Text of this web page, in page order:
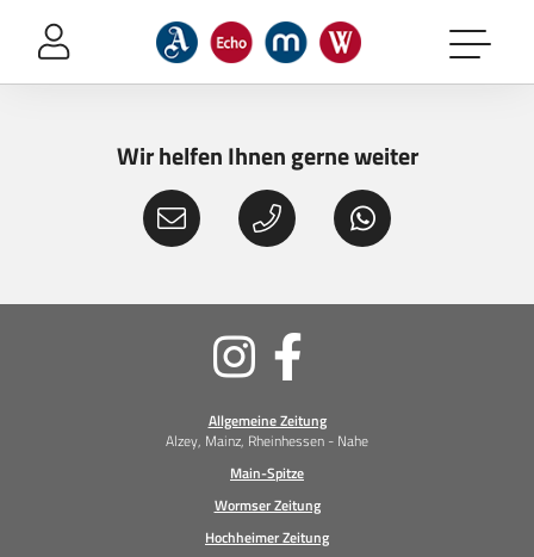
Sprung-
Navigation
Header
Inhalt
Footer
Wir helfen Ihnen gerne weiter
Allgemeine Zeitung
Alzey, Mainz, Rheinhessen - Nahe
Main-Spitze
Wormser Zeitung
Hochheimer Zeitung
Soziale
Medien